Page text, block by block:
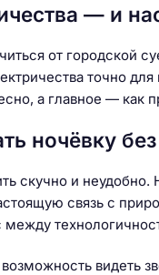
— и
от городской
точно
а главное — как
ночёвку
скучно и
связь с
видеть
Н
а
т